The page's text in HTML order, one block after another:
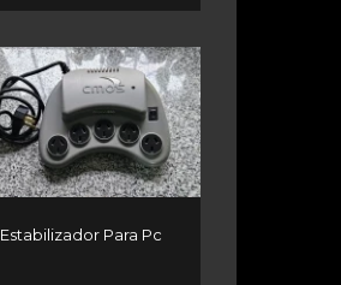
Estabilizador Para Pc